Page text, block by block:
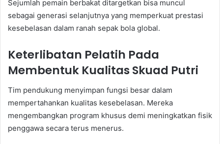
Sejumlah pemain berbakat ditargetkan bisa muncul
sebagai generasi selanjutnya yang memperkuat prestasi
kesebelasan dalam ranah sepak bola global.
Keterlibatan Pelatih Pada
Membentuk Kualitas Skuad Putri
Tim pendukung menyimpan fungsi besar dalam
mempertahankan kualitas kesebelasan. Mereka
mengembangkan program khusus demi meningkatkan fisik
penggawa secara terus menerus.